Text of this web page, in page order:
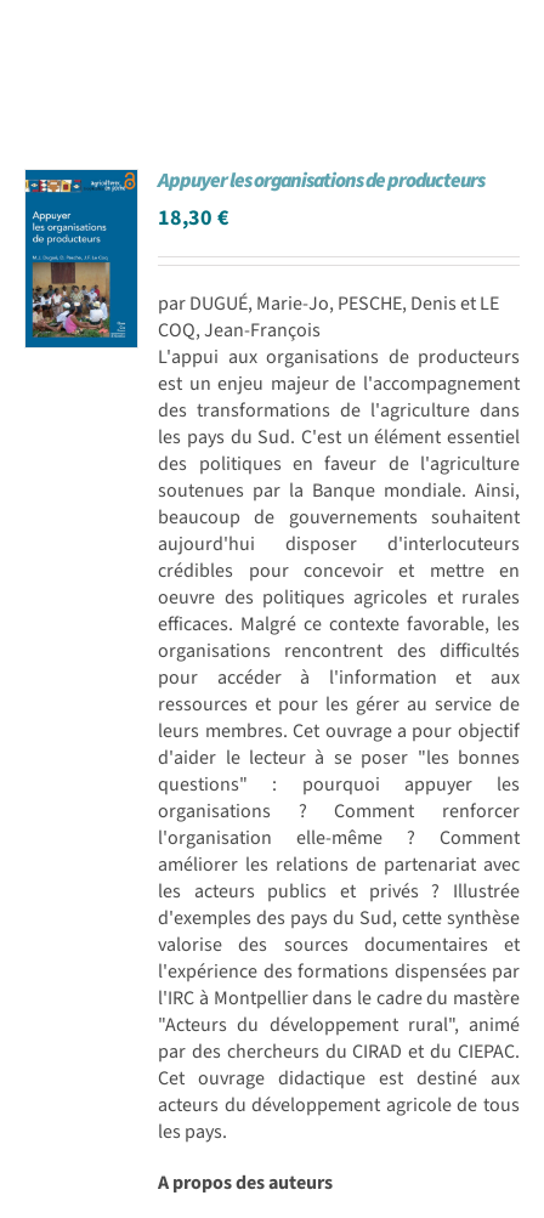
Appuyer les organisations de producteurs
18,30€
par DUGUÉ, Marie-Jo, PESCHE, Denis et LE
COQ, Jean-François
L'appui aux organisations de producteurs
est un enjeu majeur de l'accompagnement
des transformations de l'agriculture dans
les pays du Sud. C'est un élément essentiel
des politiques en faveur de l'agriculture
soutenues par la Banque mondiale. Ainsi,
beaucoup de gouvernements souhaitent
aujourd'hui disposer d'interlocuteurs
crédibles pour concevoir et mettre en
oeuvre des politiques agricoles et rurales
efficaces. Malgré ce contexte favorable, les
organisations rencontrent des difficultés
pour accéder à l'information et aux
ressources et pour les gérer au service de
leurs membres. Cet ouvrage a pour objectif
d'aider le lecteur à se poser "les bonnes
questions" : pourquoi appuyer les
organisations ? Comment renforcer
l'organisation elle-même ? Comment
améliorer les relations de partenariat avec
les acteurs publics et privés ? Illustrée
d'exemples des pays du Sud, cette synthèse
valorise des sources documentaires et
l'expérience des formations dispensées par
l'IRC à Montpellier dans le cadre du mastère
"Acteurs du développement rural", animé
par des chercheurs du CIRAD et du CIEPAC.
Cet ouvrage didactique est destiné aux
acteurs du développement agricole de tous
les pays.
A propos des auteurs